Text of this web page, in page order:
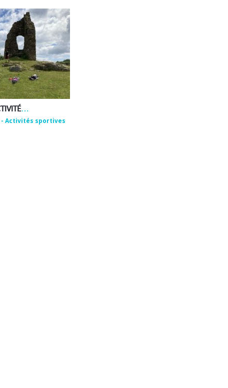
EMMANUEL ROUX – ACTIVITÉS DE BIEN-ÊTRE ET DE PLEINE NATURE
- Activités sportives